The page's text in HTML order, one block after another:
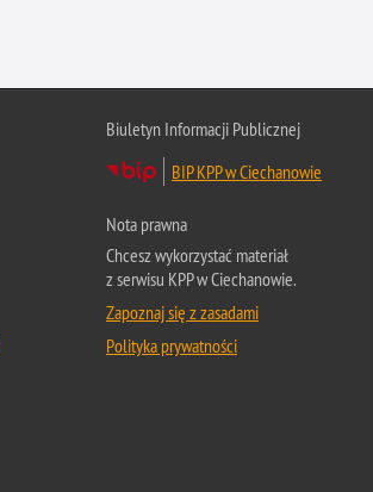
Biuletyn Informacji Publicznej
BIP KPP w Ciechanowie
Nota prawna
Chcesz wykorzystać materiał
z serwisu KPP w Ciechanowie.
Zapoznaj się z zasadami
Polityka prywatności